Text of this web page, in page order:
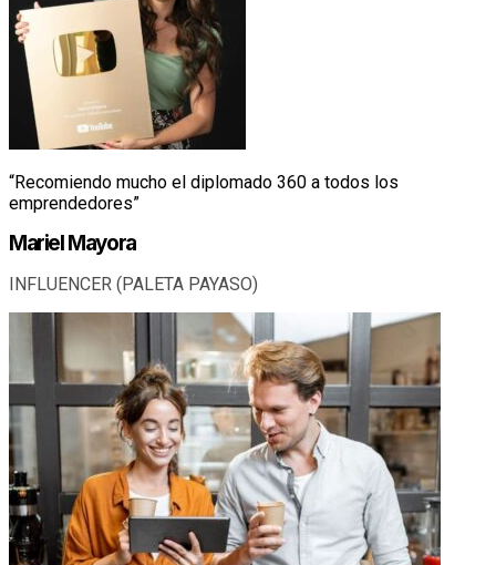
“Recomiendo mucho el diplomado 360 a todos los
emprendedores”
Mariel Mayora
INFLUENCER (PALETA PAYASO)